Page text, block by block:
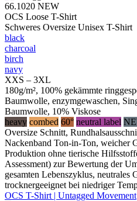
66.1020 NEW
OCS Loose T-Shirt
Schweres Oversize Unisex T-Shirt
black
charcoal
birch
navy
XXS – 3XL
180g/m², 100% gekämmte
Baumwolle, enzymgewaschen,
Baumwolle, 10% Viskose
heavy combed 60° neutral label
Oversize Schnitt,
Nackenband Ton-in-Ton, weicher
Produktion ohne tierische
Assessment) zur Bewertung der
gesamten Lebenszyklus, neutrales
trocknergeeignet bei niedriger
OCS T-Shirt | Untagged Movement